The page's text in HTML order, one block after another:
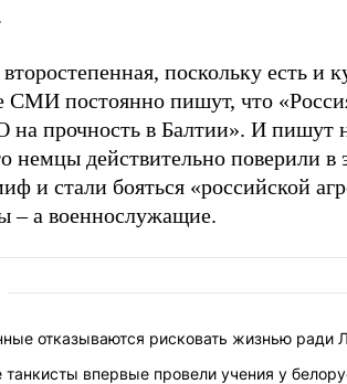
поскольку есть и
СМИ постоянно пишут, что
на прочность в Балтии». И пишут
немцы действительно поверили в
и стали бояться «российской
– а военнослужащие.
отказываются рисковать жизнью ради
танкисты впервые провели учения у